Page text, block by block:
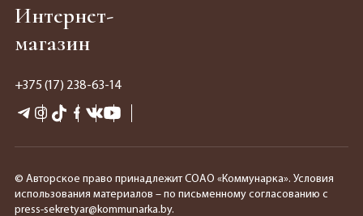
Интернет-
магазин
+375 (17) 238-63-14
© Авторское право принадлежит СОАО «Коммунарка». Условия
использования материалов – по письменному согласованию с
press-sekretyar@kommunarka.by.